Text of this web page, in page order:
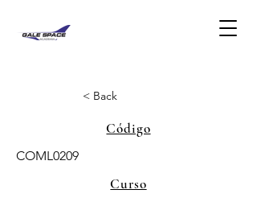
< Back
Código
COML0209
Curso